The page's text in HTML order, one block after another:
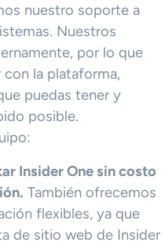
nuestro soporte a
Nuestros
por lo que
la plataforma,
puedas tener y
posible.
Insider One sin costo
También ofrecemos
flexibles, ya que
de sitio web de Insider